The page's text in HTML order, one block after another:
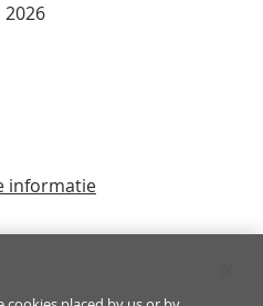
informatie